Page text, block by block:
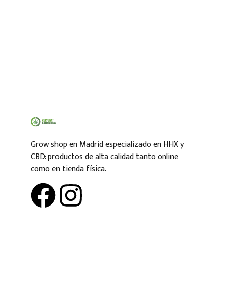
Grow shop en Madrid especializado en HHX y
CBD: productos de alta calidad tanto online
como en tienda física.